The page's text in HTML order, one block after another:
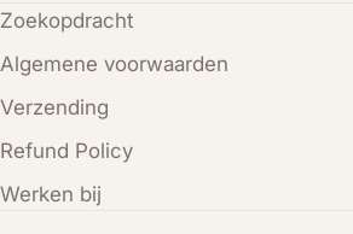
Zoekopdracht
Algemene voorwaarden
Verzending
Refund Policy
Werken bij